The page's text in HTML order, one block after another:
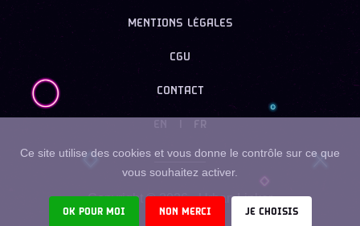
MENTIONS LÉGALES
CGU
CONTACT
FR
Copyright ©2026- Urban Linker
Ce site utilise des cookies et vous donne le contrôle sur ce que
vous souhaitez activer.
OK POUR MOI NON MERCI JE CHOISIS